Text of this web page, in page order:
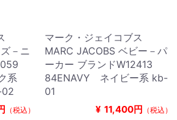
－ニ
系
（税込）
マーク・ジェイコブス
MARC JACOBS ベビー－パ
ーカー ブランドW12413
84ENAVY ネイビー系 kb-
01
¥ 11,400円 （税込）